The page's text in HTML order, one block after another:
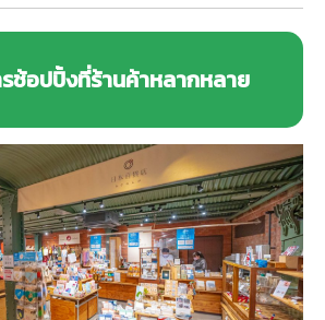
ช้อปปิ้งที่ร้านค้าหลากหลาย